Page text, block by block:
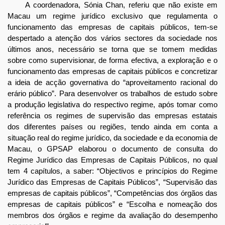
A coordenadora, Sónia Chan, referiu que não existe em
Macau um regime jurídico exclusivo que regulamenta o
funcionamento das empresas de capitais públicos, tem-se
despertado a atenção dos vários sectores da sociedade nos
últimos anos, necessário se torna que se tomem medidas
sobre como supervisionar, de forma efectiva, a exploração e o
funcionamento das empresas de capitais públicos e concretizar
a ideia de acção governativa do “aproveitamento racional do
erário público”. Para desenvolver os trabalhos de estudo sobre
a produção legislativa do respectivo regime, após tomar como
referência os regimes de supervisão das empresas estatais
dos diferentes países ou regiões, tendo ainda em conta a
situação real do regime jurídico, da sociedade e da economia de
Macau, o GPSAP elaborou o documento de consulta do
Regime Jurídico das Empresas de Capitais Públicos, no qual
tem 4 capítulos, a saber: “Objectivos e princípios do Regime
Jurídico das Empresas de Capitais Públicos”, “Supervisão das
empresas de capitais públicos”, “Competências dos órgãos das
empresas de capitais públicos” e “Escolha e nomeação dos
membros dos órgãos e regime da avaliação do desempenho